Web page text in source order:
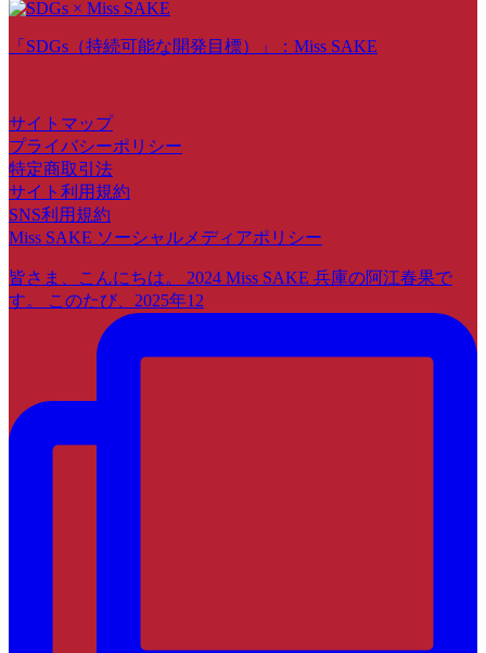
「SDGs（持続可能な開発目標）」：Miss SAKE
サイトマップ
プライバシーポリシー
特定商取引法
サイト利用規約
SNS利用規約
Miss SAKE ソーシャルメディアポリシー
皆さま、こんにちは。 2024 Miss SAKE 兵庫の阿江春果で
す。 このたび、2025年12